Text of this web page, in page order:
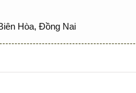
Hòa, Đồng Nai